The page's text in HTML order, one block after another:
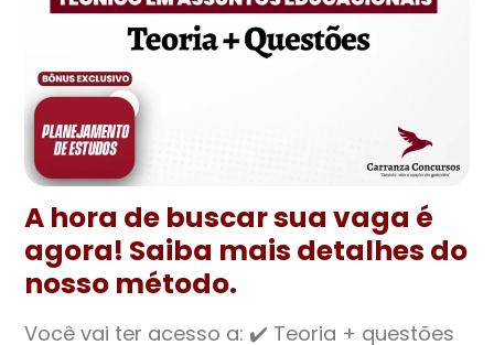
A hora de buscar sua vaga é
agora! Saiba mais detalhes do
nosso método.
Você vai ter acesso a: ✔️ Teoria + questões